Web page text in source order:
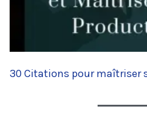
30 Citations pour maîtriser